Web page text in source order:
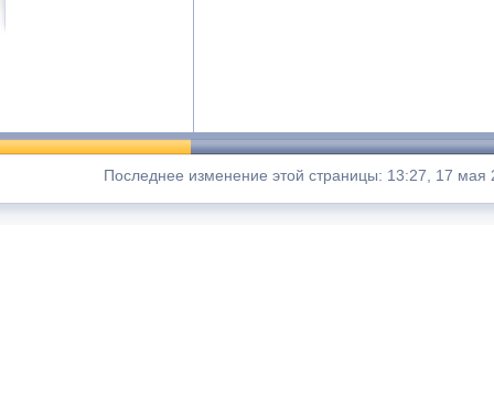
Последнее изменение этой страницы: 13:27, 17 мая